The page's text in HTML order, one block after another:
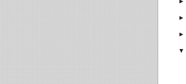
►
►
▼